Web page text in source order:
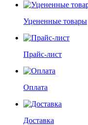
Уцененные товары
Прайс-лист
Оплата
Доставка